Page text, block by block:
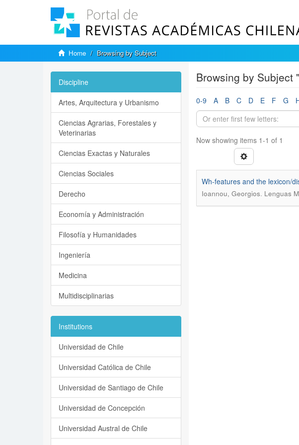
Home Browsing by Subject
Browsing by Subject
0-9 A B C D E F G
Now showing items 1-1 of 1
Wh-features and the lexicon/
Ioannou, Georgios. Lenguas
Discipline
Artes, Arquitectura y Urbanismo
Ciencias Agrarias, Forestales y
Veterinarias
Ciencias Exactas y Naturales
Ciencias Sociales
Derecho
Economía y Administración
Filosofía y Humanidades
Ingeniería
Medicina
Multidisciplinarias
Institutions
Universidad de Chile
Universidad Católica de Chile
Universidad de Santiago de Chile
Universidad de Concepción
Universidad Austral de Chile